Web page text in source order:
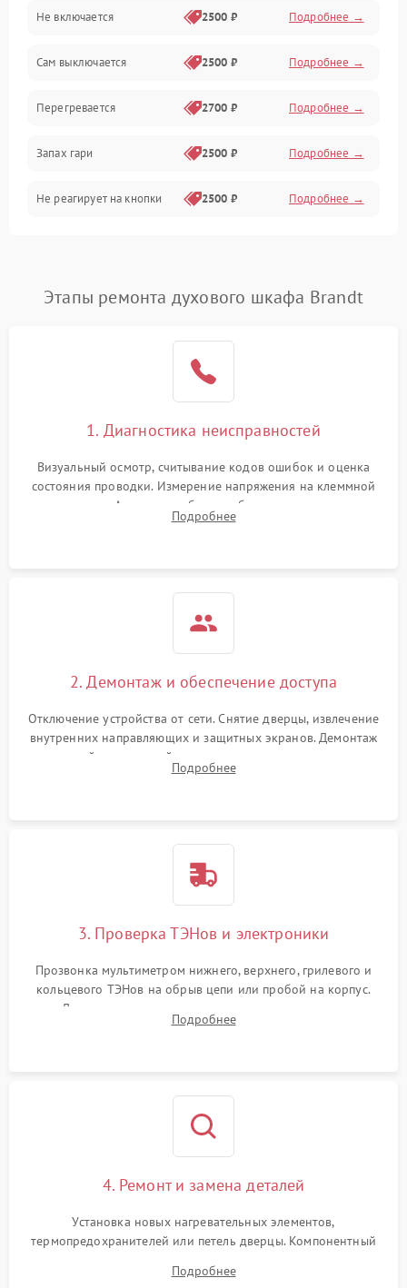
Не включается 2500 ₽ Подробнее →
Сам выключается 2500 ₽ Подробнее →
Перегревается 2700 ₽ Подробнее →
Запах гари 2500 ₽ Подробнее →
Не реагирует на кнопки 2500 ₽ Подробнее →
Этапы ремонта духового шкафа Brandt
1. Диагностика неисправностей
Визуальный осмотр, считывание кодов ошибок и оценка
состояния проводки. Измерение напряжения на клеммной
колодке. Анализ жалоб на проблемы с нагревом,
конвекцией, панелью управления или блокировкой дверцы.
Подробнее
2. Демонтаж и обеспечение доступа
Отключение устройства от сети. Снятие дверцы, извлечение
внутренних направляющих и защитных экранов. Демонтаж
задней или верхней панели для прямого доступа к
нагревательным элементам, плате и вентиляторам.
Подробнее
3. Проверка ТЭНов и электроники
Прозвонка мультиметром нижнего, верхнего, грилевого и
кольцевого ТЭНов на обрыв цепи или пробой на корпус.
Диагностика термостата, датчиков температуры,
переключателя режимов и мотора конвекции.
Подробнее
4. Ремонт и замена деталей
Установка новых нагревательных элементов,
термопредохранителей или петель дверцы. Компонентный
выгоревших реле, восстановление контактов и замена
Подробнее